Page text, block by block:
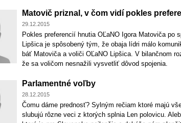
Matovič priznal, v čom vidí pokles
29.12.2015
Pokles preferencií hnutia OĽaNO Igora Matoviča po
Lipšica je spôsobený tým, že obaja lídri málo
báť Matoviča a voliči OĽaNO Lipšica. V bilančnom
že sa voličom nesnažili vysvetliť dôvod spojenia.
Parlamentné voľby
28.12.2015
Čomu dáme prednosť? Sylným rečiam ktoré majú
slubujú rôzne veci z ktorých splnia Len polovicu.